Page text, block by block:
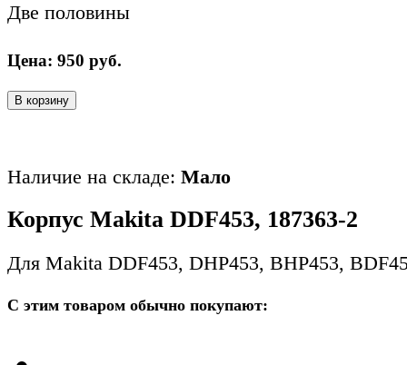
Две половины
Цена: 950 руб.
В корзину
Наличие на складе: Мало
Корпус Makita DDF453, 187363-2
Для Makita DDF453, DHP453, BHP453,
С этим товаром обычно покупают: